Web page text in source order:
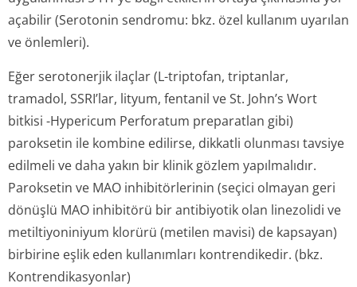
açabilir (Serotonin sendromu: bkz. özel kullanım uyarılan
ve önlemleri).
Eğer serotonerjik ilaçlar (L-triptofan, triptanlar,
tramadol, SSRI’lar, lityum, fentanil ve St. John’s Wort
bitkisi -Hypericum Perforatum preparatlan gibi)
paroksetin ile kombine edilirse, dikkatli olunması tavsiye
edilmeli ve daha yakın bir klinik gözlem yapılmalıdır.
Paroksetin ve MAO inhibitörlerinin (seçici olmayan geri
dönüşlü MAO inhibitörü bir antibiyotik olan linezolidi ve
metiltiyoniniyum klorürü (metilen mavisi) de kapsayan)
birbirine eşlik eden kullanımları kontrendikedir. (bkz.
Kontrendikasyonlar)